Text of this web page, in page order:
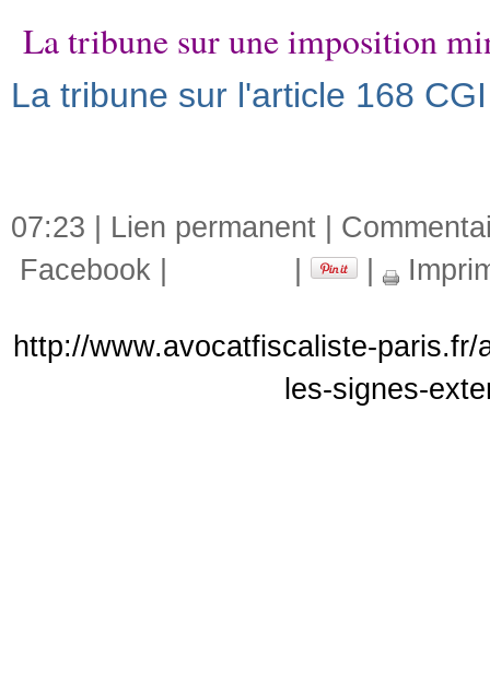
La tribune sur une imposition
La tribune sur l'article 168 CGI
07:23 | Lien permanent
Facebook
http://www.avocatfiscaliste-
les-signes-